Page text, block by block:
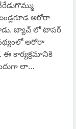
అరోరా
బ్యాచ్ లో టాపర్
అరోరా
ఈ కార్యక్రమానికి
లా…